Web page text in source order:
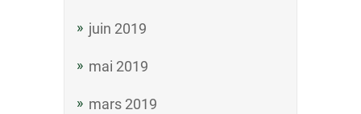
juin 2019
mai 2019
mars 2019